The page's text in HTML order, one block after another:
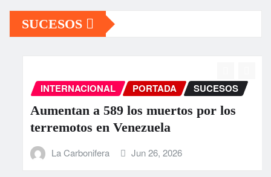
SUCESOS
INTERNACIONAL PORTADA SUCESOS
Aumentan a 589 los muertos por los
terremotos en Venezuela
La Carbonifera Jun 26, 2026